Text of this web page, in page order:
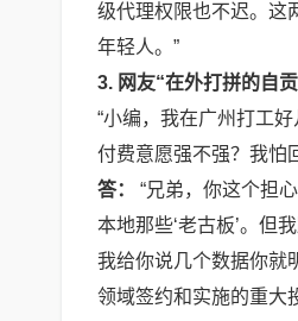
级代理权限也不迟。这
年轻人。”
3. 网友“在外打拼的自贡
“小编，我在广州打工
付费意愿强不强？我怕
答：
“兄弟，你这个担
本地那些‘老古板’。但
我给你说几个数据你就
领域签约和实施的重大